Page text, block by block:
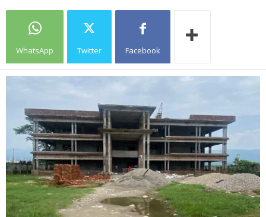
WhatsApp Twitter Facebook